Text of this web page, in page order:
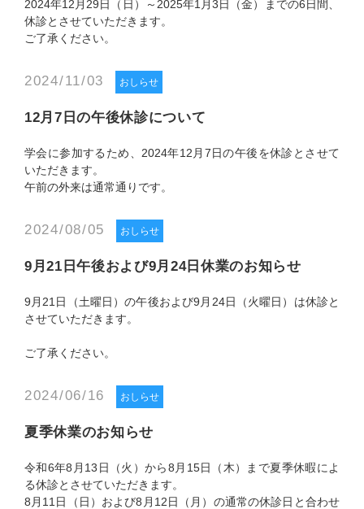
2024年12月29日（日）～2025年1月3日（金）までの6日間、
休診とさせていただきます。
ご了承ください。
2024/11/03 おしらせ
12月7日の午後休診について
学会に参加するため、2024年12月7日の午後を休診とさせて
いただきます。
午前の外来は通常通りです。
2024/08/05 おしらせ
9月21日午後および9月24日休業のお知らせ
9月21日（土曜日）の午後および9月24日（火曜日）は休診と
させていただきます。
ご了承ください。
2024/06/16 おしらせ
夏季休業のお知らせ
令和6年8月13日（火）から8月15日（木）まで夏季休暇によ
る休診とさせていただきます。
8月11日（日）および8月12日（月）の通常の休診日と合わせ